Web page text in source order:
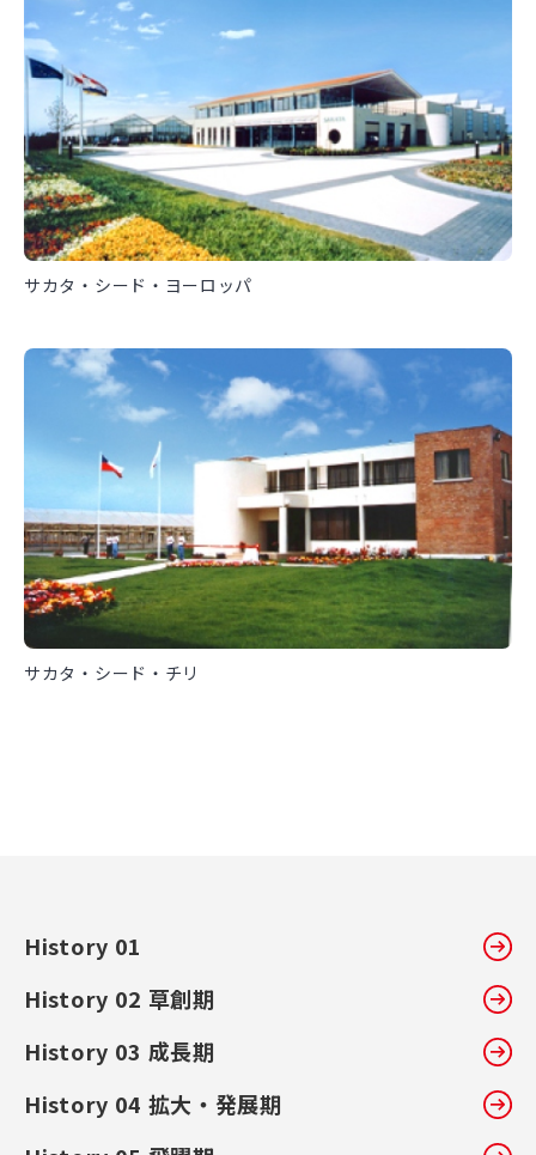
サカタ・シード・ヨーロッパ
サカタ・シード・チリ
History 01
History 02 草創期
History 03 成長期
History 04 拡大・発展期